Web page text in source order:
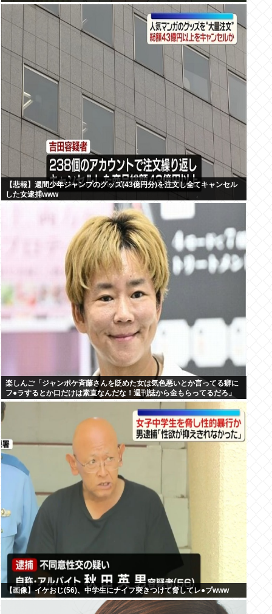
【悲報】週間少年ジャンプのグッズ(43億円分)を注文し全てキャンセル
した女逮捕www
楽しんご「ジャンポケ斉藤さんを貶めた女は気色悪いとか言ってる癖に
フ●ラするとか口だけは素直なんだな！週刊誌から金もらってるだろ」
【画像】イケおじ(56)、中学生にナイフ突きつけて脅してレ●プwww